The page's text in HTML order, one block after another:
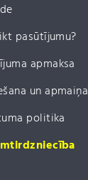
pasūtījumu?
apmaksa
un apmaiņa
politika